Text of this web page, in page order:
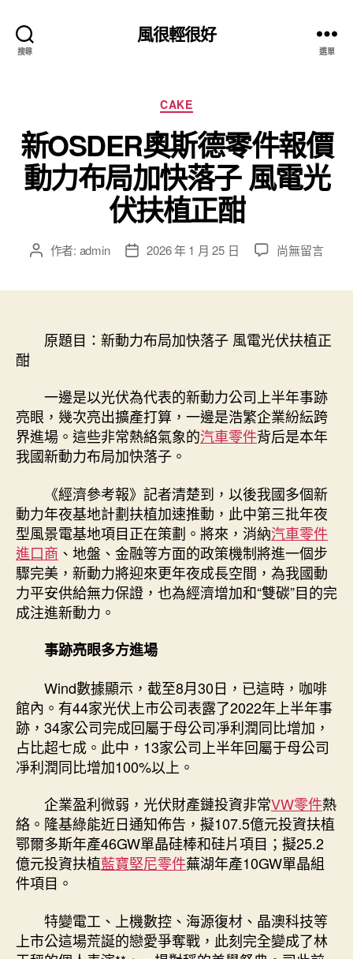
搜尋
風很輕很好
選單
分
類
CAKE
新OSDER奧斯德零件報價
動力布局加快落子 風電光
伏扶植正酣
文 作者: admin
文
期
2026 年 1 月 25 日
在
德
零
報
價
動
力
加
快
落
子
風
電
光
酣〉
中
尚無留言
原題目：新動力布局加快落子 風電光伏扶植正
酣
一邊是以光伏為代表的新動力公司上半年事跡
亮眼，幾次亮出擴產打算，一邊是浩繁企業紛紜跨
界進場。這些非常熱絡氣象的汽車零件背后是本年
我國新動力布局加快落子。
《經濟參考報》記者清楚到，以後我國多個新
動力年夜基地計劃扶植加速推動，此中第三批年夜
型風景電基地項目正在策劃。將來，消納汽車零件
進口商 、地盤、金融等方面的政策機制將進一個步
驟完美，新動力將迎來更年夜成長空間，為我國動
力平安供給無力保證，也為經濟增加和“雙碳”目的完
成注進新動力。
事跡亮眼多方進場
Wind數據顯示，截至8月30日，已這時，咖啡
館內。有44家光伏上市公司表露了2022年上半年事
跡，34家公司完成回屬于母公司凈利潤同比增加，
占比超七成。此中，13家公司上半年回屬于母公司
凈利潤同比增加100%以上。
企業盈利微弱，光伏財產鏈投資非常VW零件熱
絡。隆基綠能近日通知佈告，擬107.5億元投資扶植
鄂爾多斯年產46GW單晶硅棒和硅片項目；擬25.2
億元投資扶植藍寶堅尼零件蕪湖年產10GW單晶組
件項目。
特變電工、上機數控、海源復材、晶澳科技等
上市公這場荒誕的戀愛爭奪戰，此刻完全變成了林